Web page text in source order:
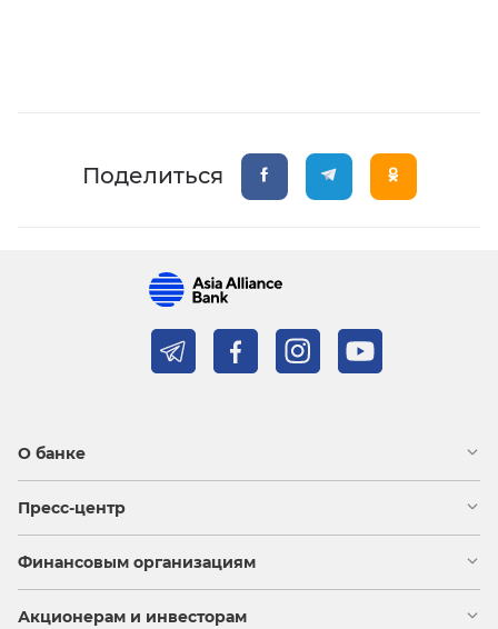
Поделиться
О банке
Пресс-центр
Финансовым организациям
Акционерам и инвесторам